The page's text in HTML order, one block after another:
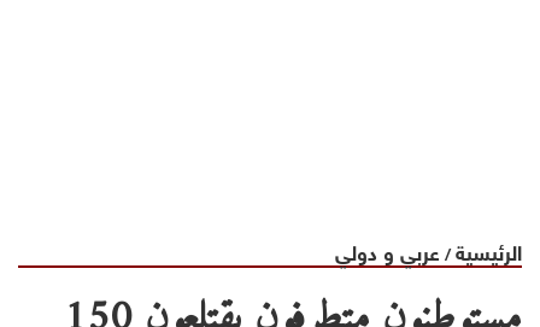
الرئيسية/ عربي و دولي